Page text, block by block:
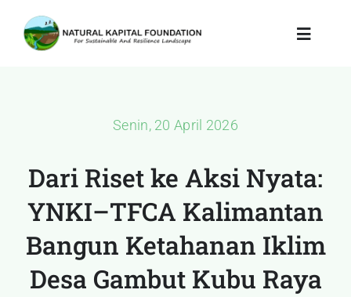
Toggle
Program Kami
Dampak &
Pustaka &
Senin, 20 April 2026
Dari Riset ke Aksi Nyata:
YNKI–TFCA Kalimantan
Bangun Ketahanan Iklim
Desa Gambut Kubu Raya